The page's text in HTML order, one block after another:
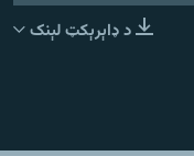
د ډاېرېکټ لېنک